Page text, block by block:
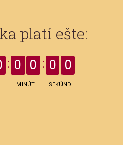
platí ešte:
0 0
MINÚT
0 0
SEKÚND